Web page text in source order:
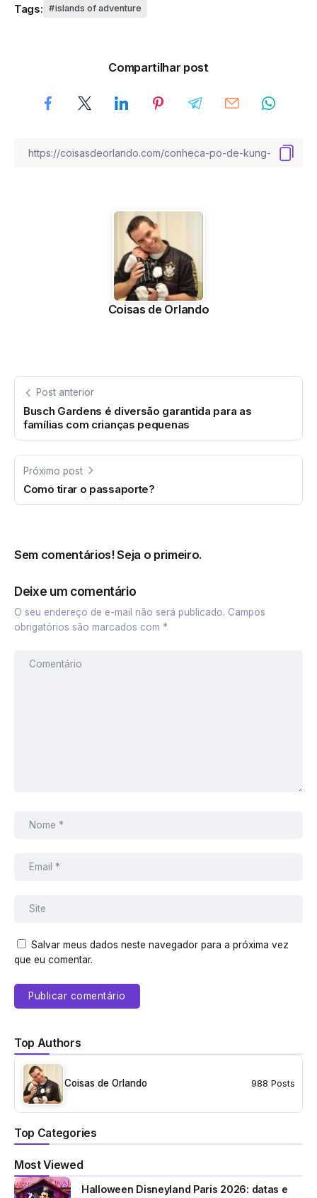
Tags: islands of adventure
Compartilhar post
Coisas de Orlando
Post anterior
Busch Gardens é diversão garantida para as
famílias com crianças pequenas
Próximo post
Como tirar o passaporte?
Sem comentários! Seja o primeiro.
Deixe um comentário
O seu endereço de e-mail não será publicado. Campos
obrigatórios são marcados com *
Salvar meus dados neste navegador para a próxima vez
que eu comentar.
Top Authors
Coisas de Orlando 988 Posts
Top Categories
Most Viewed
Halloween Disneyland Paris 2026: datas e